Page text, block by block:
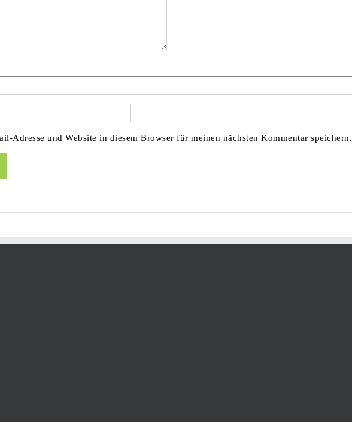
Adresse und Website in diesem Browser für meinen nächsten Kommentar speichern.